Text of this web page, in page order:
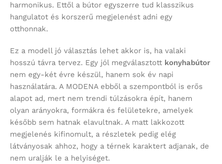
harmonikus. Ettől a bútor egyszerre tud klasszikus
hangulatot és korszerű megjelenést adni egy
otthonnak.
Ez a modell jó választás lehet akkor is, ha valaki
hosszú távra tervez. Egy jól megválasztott konyhabútor
nem egy-két évre készül, hanem sok év napi
használatára. A MODENA ebből a szempontból is erős
alapot ad, mert nem trendi túlzásokra épít, hanem
olyan arányokra, formákra és felületekre, amelyek
később sem hatnak elavultnak. A matt lakkozott
megjelenés kifinomult, a részletek pedig elég
látványosak ahhoz, hogy a térnek karaktert adjanak, de
nem uralják le a helyiséget.